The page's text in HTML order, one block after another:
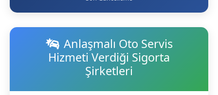
Anlaşmalı Oto Servis
Hizmeti Verdiği Sigorta
Şirketleri